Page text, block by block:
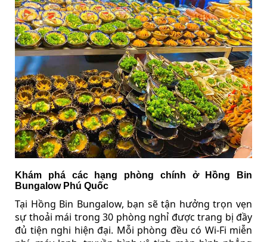
Khám phá các hạng phòng chính ở Hồng Bin
Bungalow Phú Quốc
Tại Hồng Bin Bungalow, bạn sẽ tận hưởng trọn vẹn
sự thoải mái trong 30 phòng nghỉ được trang bị đầy
đủ tiện nghi hiện đại. Mỗi phòng đều có Wi-Fi miễn